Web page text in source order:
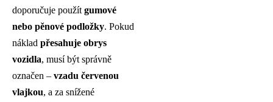
doporučuje použít gumové
nebo pěnové podložky. Pokud
náklad přesahuje obrys
vozidla, musí být správně
označen – vzadu červenou
vlajkou, a za snížené